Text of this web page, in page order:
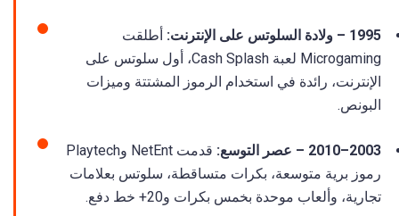
1995 – ولادة السلوتس على الإنترنت:
أطلقت
Microgaming لعبة Cash Splash، أول سلوتس على
الإنترنت، رائدة في استخدام الرموز المشتتة وميزات
البونص.
2003–2010 – عصر التوسع:
قدمت NetEnt وPlaytech
رموز برية متوسعة، بكرات متساقطة، سلوتس بعلامات
تجارية، وألعاب موحدة بخمس بكرات و20+ خط دفع.